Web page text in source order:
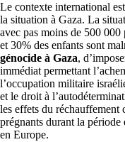
Le contexte international
la situation à Gaza. La
avec pas moins de 500
et 30% des enfants sont
génocide à Gaza,
immédiat permettant
l’occupation militaire
et le droit à
les effets du réchauffement
prégnants durant la
en Europe.